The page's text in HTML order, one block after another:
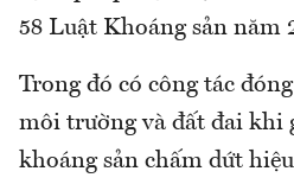
58 Luật Khoáng sản năm
Trong đó có công tác
môi trường và đất đai khi
khoáng sản chấm dứt